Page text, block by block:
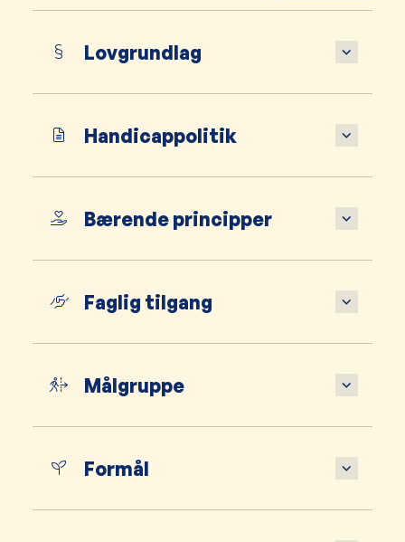
Lovgrundlag
Handicappolitik
Bærende principper
Faglig tilgang
Målgruppe
Formål